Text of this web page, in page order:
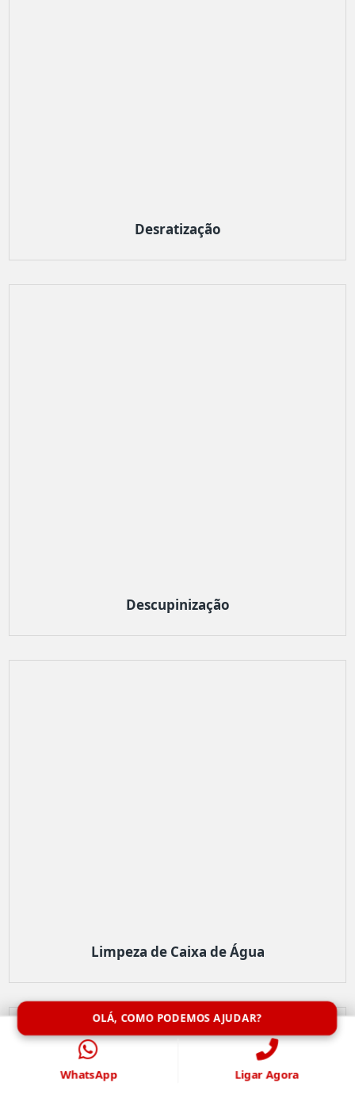
Desratização
Descupinização
Limpeza de Caixa de Água
OLÁ, COMO PODEMOS AJUDAR?
WhatsApp Ligar Agora